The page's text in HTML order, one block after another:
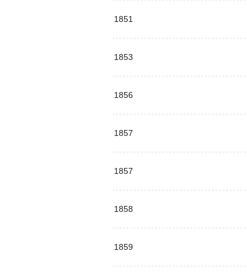
1851
1853
1856
1857
1857
1858
1859